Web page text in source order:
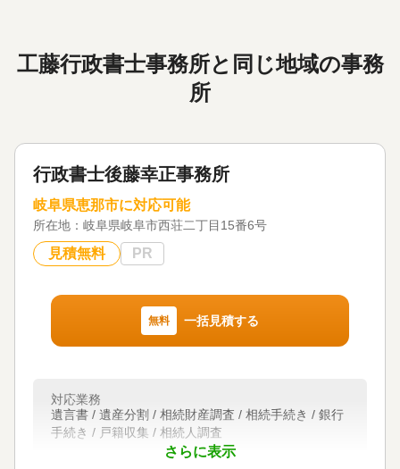
工藤行政書士事務所と同じ地域の事務
所
行政書士後藤幸正事務所
岐阜県恵那市に対応可能
所在地： 岐阜県岐阜市西荘二丁目15番6号
見積無料 PR
無料 一括見積する
さらに表示
対応業務
遺言書 / 遺産分割 / 相続財産調査 / 相続手続き / 銀行
手続き / 戸籍収集 / 相続人調査